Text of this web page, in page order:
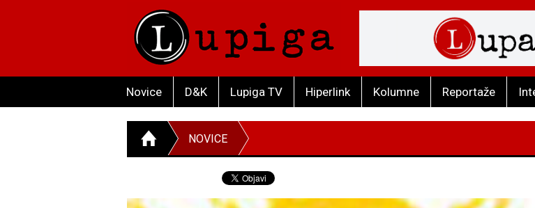
Novice D&K Lupiga TV Hiperlink Kolumne Reportaže
NOVICE